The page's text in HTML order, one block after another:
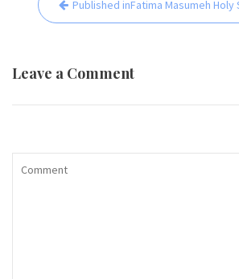
Navigation
Published inFatima Masumeh Holy
Leave a Comment